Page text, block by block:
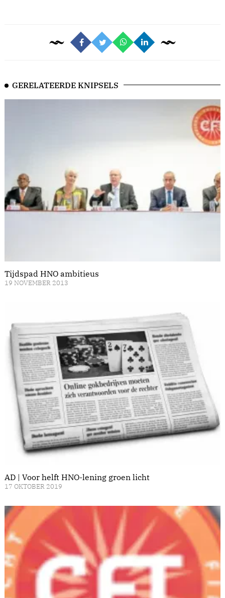
GERELATEERDE KNIPSELS
Tijdspad HNO ambitieus
19 NOVEMBER 2013
AD | Voor helft HNO-lening groen licht
17 OKTOBER 2019